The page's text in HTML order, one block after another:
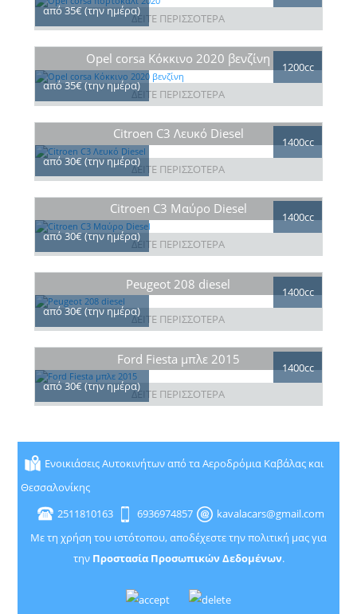
από 35€ (την ημέρα)
ΔΕΙΤΕ ΠΕΡΙΣΣΟΤΕΡΑ
Opel corsa Κόκκινο 2020 βενζίνη
από 35€ (την ημέρα)
1200cc
ΔΕΙΤΕ ΠΕΡΙΣΣΟΤΕΡΑ
Citroen C3 Λευκό Diesel
από 30€ (την ημέρα)
1400cc
ΔΕΙΤΕ ΠΕΡΙΣΣΟΤΕΡΑ
Citroen C3 Μαύρο Diesel
από 30€ (την ημέρα)
1400cc
ΔΕΙΤΕ ΠΕΡΙΣΣΟΤΕΡΑ
Peugeot 208 diesel
από 30€ (την ημέρα)
1400cc
ΔΕΙΤΕ ΠΕΡΙΣΣΟΤΕΡΑ
Ford Fiesta μπλε 2015
από 30€ (την ημέρα)
1400cc
ΔΕΙΤΕ ΠΕΡΙΣΣΟΤΕΡΑ
Ενοικιάσεις Αυτοκινήτων από τα Αεροδρόμια Καβάλας και
Θεσσαλονίκης
2511810163
6936974857
kavalacars@gmail.com
Με τη χρήση του ιστότοπου, αποδέχεστε την πολιτική μας για
την Προστασία Προσωπικών Δεδομένων.